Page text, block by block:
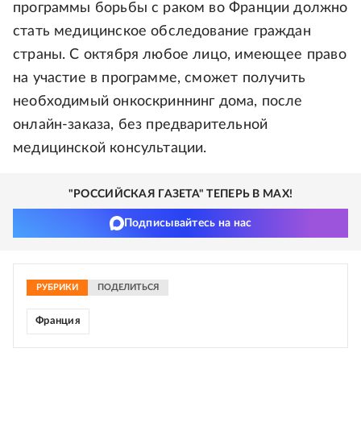
программы борьбы с раком во Франции должно
стать медицинское обследование граждан
страны. С октября любое лицо, имеющее право
на участие в программе, сможет получить
необходимый онкоскриннинг дома, после
онлайн-заказа, без предварительной
медицинской консультации.
"РОССИЙСКАЯ ГАЗЕТА" ТЕПЕРЬ В MAX!
Подписывайтесь на нас
РУБРИКИ ПОДЕЛИТЬСЯ
Франция